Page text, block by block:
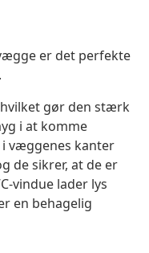
er det perfekte
gør den stærk
i at komme
væggenes kanter
de sikrer, at de er
vindue lader lys
en behagelig